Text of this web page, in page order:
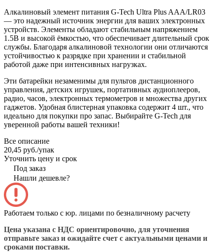
Алкалиновый элемент питания G-Tech Ultra Plus AAA/LR03
— это надежный источник энергии для ваших электронных
устройств. Элементы обладают стабильным напряжением
1.5В и высокой ёмкостью, что обеспечивает длительный срок
службы. Благодаря алкалиновой технологии они отличаются
устойчивостью к разрядке при хранении и стабильной
работой даже при интенсивных нагрузках.
Эти батарейки незаменимы для пультов дистанционного
управления, детских игрушек, портативных аудиоплееров,
радио, часов, электронных термометров и множества других
гаджетов. Удобная блистерная упаковка содержит 4 шт., что
идеально для покупки про запас. Выбирайте G-Tech для
уверенной работы вашей техники!
Все описание
20,45 руб./упак
Уточнить цену и срок
Под заказ
Нашли дешевле?
Работаем только с юр. лицами по безналичному расчету
Цена указана с НДС ориентировочно, для уточнения
отправьте заказ и ожидайте счет с актуальными ценами и
сроками поставки.